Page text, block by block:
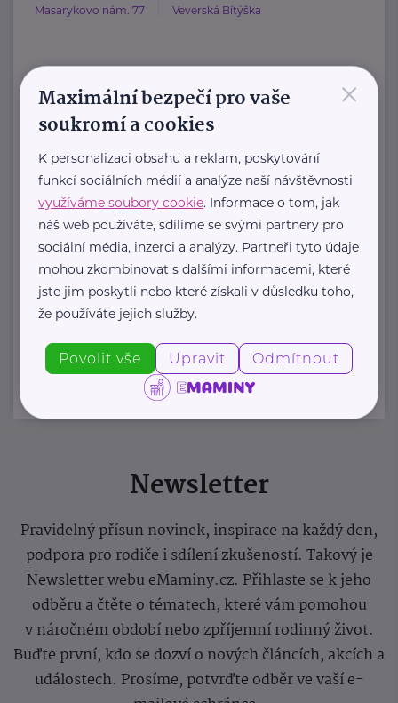
Masarykovo nám. 77 Veverská Bítýška
HARTMANN je odborník na
zdravotnické pomůcky a hygienická
Zaměřuje ...
https://hartmanndirect.com/cs-cz
+420 800 100 150
info@hartmanndirect.cz
Zobrazit přehled společností
Newsletter
Pravidelný přísun novinek, inspirace na každý den,
podpora pro rodiče i sdílení zkušeností. Takový je
Newsletter webu eMaminy.cz. Přihlaste se k jeho
odběru a čtěte o tématech, které vám pomohou
v náročném období nebo zpříjemní rodinný život.
Buďte první, kdo se dozví o nových článcích, akcích a
událostech. Prosíme, potvrďte odběr ve vaší e-
×
Maximální bezpečí pro vaše
soukromí a cookies
K personalizaci obsahu a reklam, poskytování
funkcí sociálních médií a analýze naší návštěvnosti
využíváme soubory cookie. Informace o tom, jak
náš web používáte, sdílíme se svými partnery pro
sociální média, inzerci a analýzy. Partneři tyto údaje
mohou zkombinovat s dalšími informacemi, které
jste jim poskytli nebo které získali v důsledku toho,
že používáte jejich služby.
Povolit vše Upravit Odmítnout